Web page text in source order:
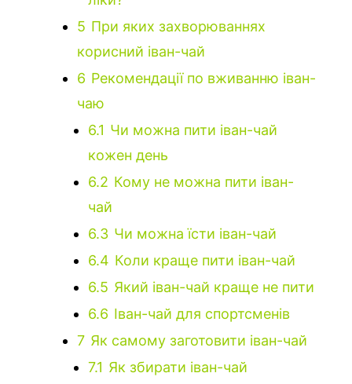
5 При яких захворюваннях
корисний іван-чай
6 Рекомендації по вживанню іван-
чаю
6.1 Чи можна пити іван-чай
кожен день
6.2 Кому не можна пити іван-
чай
6.3 Чи можна їсти іван-чай
6.4 Коли краще пити іван-чай
6.5 Який іван-чай краще не пити
6.6 Іван-чай для спортсменів
7 Як самому заготовити іван-чай
7.1 Як збирати іван-чай